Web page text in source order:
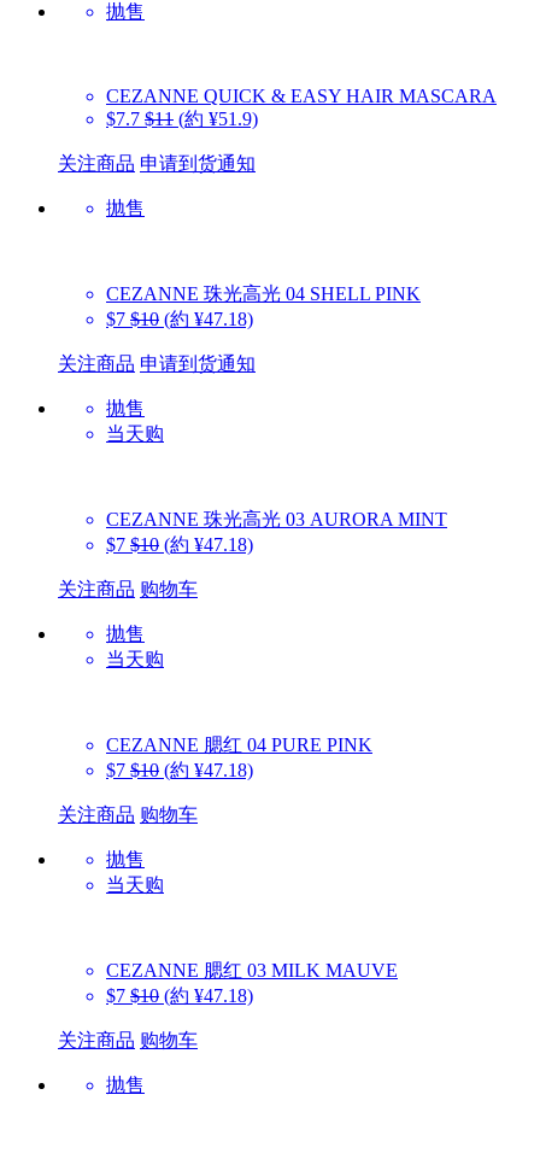
抛售
CEZANNE QUICK & EASY HAIR MASCARA
$7.7 $11 (約 ¥51.9)
关注商品 申请到货通知
抛售
CEZANNE 珠光高光 04 SHELL PINK
$7 $10 (約 ¥47.18)
关注商品 申请到货通知
抛售
当天购
CEZANNE 珠光高光 03 AURORA MINT
$7 $10 (約 ¥47.18)
关注商品 购物车
抛售
当天购
CEZANNE 腮红 04 PURE PINK
$7 $10 (約 ¥47.18)
关注商品 购物车
抛售
当天购
CEZANNE 腮红 03 MILK MAUVE
$7 $10 (約 ¥47.18)
关注商品 购物车
抛售